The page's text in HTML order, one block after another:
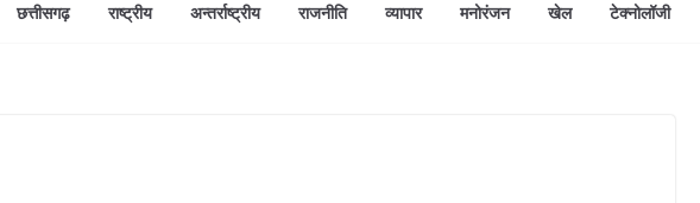
छत्तीसगढ़ राष्ट्रीय अन्तर्राष्ट्रीय राजनीति व्यापार मनोरंजन खेल टेक्नोलॉजी